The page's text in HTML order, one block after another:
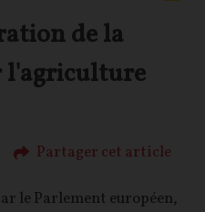
de la
l'agriculture
Partager cet article
le Parlement européen,